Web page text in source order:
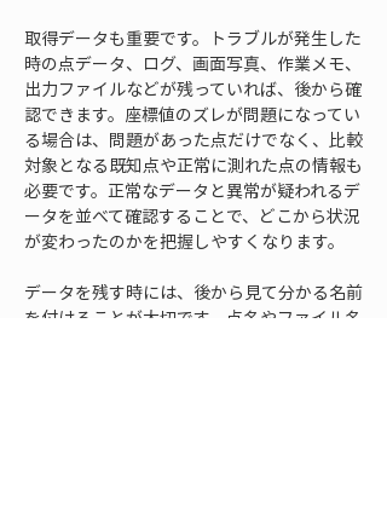
取得データも重要です。トラブルが発生した
時の点データ、ログ、画面写真、作業メモ、
出力ファイルなどが残っていれば、後から確
認できます。座標値のズレが問題になってい
る場合は、問題があった点だけでなく、比較
対象となる既知点や正常に測れた点の情報も
必要です。正常なデータと異常が疑われるデ
ータを並べて確認することで、どこから状況
が変わったのかを把握しやすくなります。
データを残す時には、後から見て分かる名前
を付けることが大切です。点名やファイル名